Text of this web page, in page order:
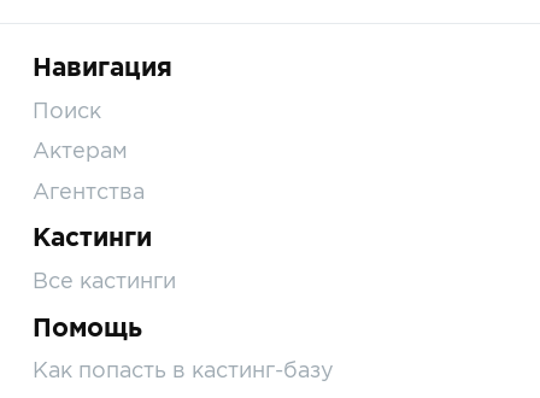
Навигация
Поиск
Актерам
Агентства
Кастинги
Все кастинги
Помощь
Как попасть в кастинг-базу